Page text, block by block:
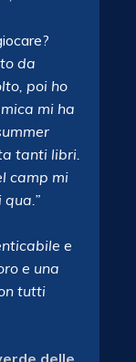
da
poi ho
mi ha
tanti libri.
camp mi
e
e una
tutti
delle